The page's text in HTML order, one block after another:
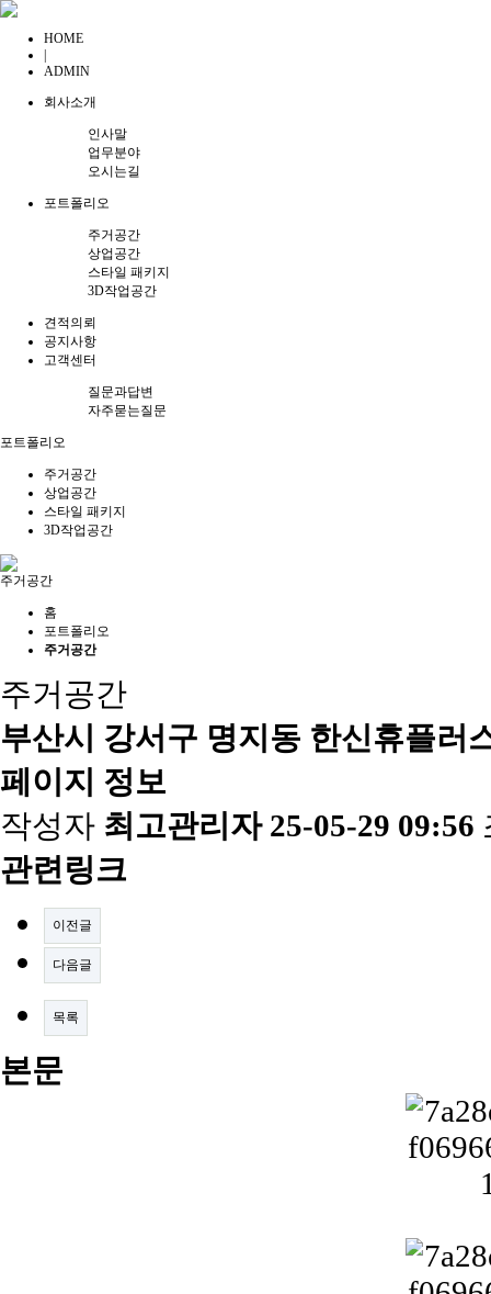
HOME
ADMIN
회사소개
인사말
업무분야
오시는길
포트폴리오
주거공간
상업공간
스타일 패키지
3D작업공간
견적의뢰
공지사항
고객센터
질문과답변
자주묻는질문
포트폴리오
주거공간
상업공간
스타일 패키지
3D작업공간
주거공간
홈
포트폴리오
주거공간
주거공간
부산시 강서구 명지동 한신휴플러
페이지 정보
작성자 최고관리자 25-05-29 09:56
관련링크
이전글
다음글
목록
본문